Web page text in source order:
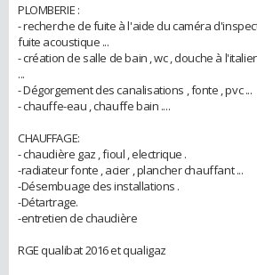
PLOMBERIE :
- recherche de fuite à l'aide du caméra
fuite acoustique ...
- création de salle de bain , wc , douche à
...
- Dégorgement des canalisations , fonte , pvc ...
- chauffe-eau , chauffe bain ....
CHAUFFAGE:
- chaudière gaz , fioul , electrique .
-radiateur fonte , acier , plancher chauffant ...
-Désembuage des installations .
-Détartrage.
-entretien de chaudière
RGE qualibat 2016 et qualigaz